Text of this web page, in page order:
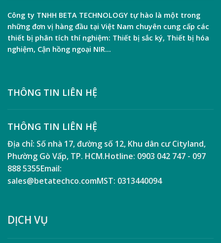
Công ty TNHH BETA TECHNOLOGY tự hào là một trong
những đơn vị hàng đầu tại Việt Nam chuyên cung cấp các
thiết bị phân tích thí nghiệm: Thiết bị sắc ký, Thiết bị hóa
nghiệm, Cận hồng ngoại NIR…
THÔNG TIN LIÊN HỆ
THÔNG TIN LIÊN HỆ
Địa chỉ: Số nhà 17, đường số 12, Khu dân cư Cityland,
Phường Gò Vấp, TP. HCM.Hotline: 0903 042 747 - 097
888 5355Email:
sales@betatechco.comMST: 0313440094
DỊCH VỤ